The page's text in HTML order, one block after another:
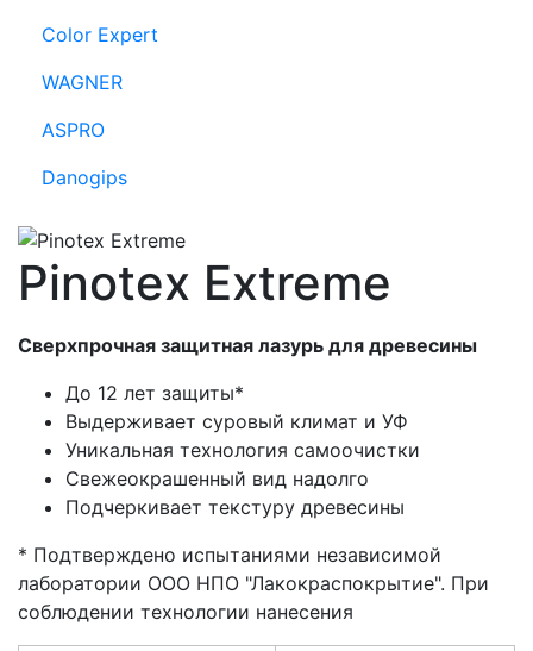
Color Expert
WAGNER
ASPRO
Danogips
Pinotex Extreme
Сверхпрочная защитная лазурь для древесины
До 12 лет защиты*
Выдерживает суровый климат и УФ
Уникальная технология самоочистки
Свежеокрашенный вид надолго
Подчеркивает текстуру древесины
* Подтверждено испытаниями независимой
лаборатории ООО НПО "Лакокраспокрытие". При
соблюдении технологии нанесения